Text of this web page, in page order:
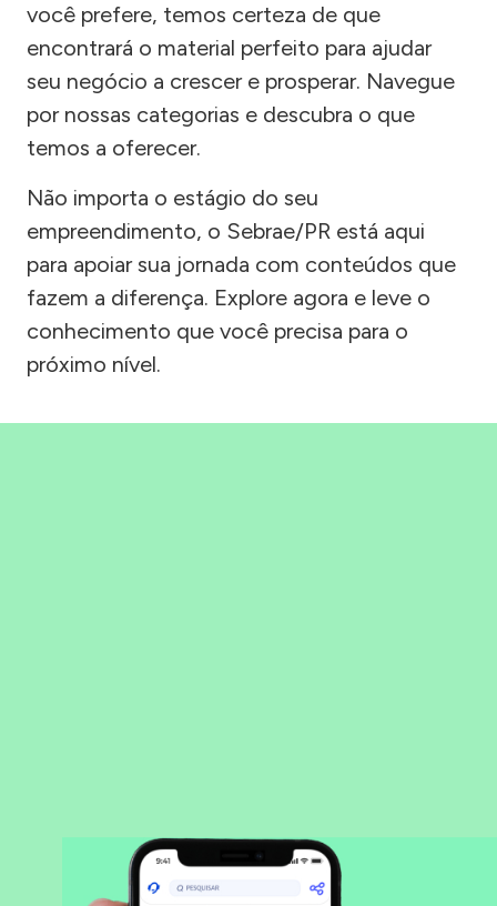
você prefere, temos certeza de que
encontrará o material perfeito para ajudar
seu negócio a crescer e prosperar. Navegue
por nossas categorias e descubra o que
temos a oferecer.
Não importa o estágio do seu
empreendimento, o Sebrae/PR está aqui
para apoiar sua jornada com conteúdos que
fazem a diferença. Explore agora e leve o
conhecimento que você precisa para o
próximo nível.